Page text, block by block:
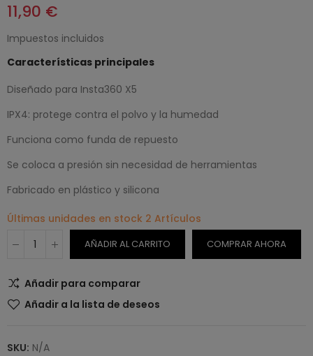
11,90 €
Impuestos incluidos
Características principales
Diseñado para Insta360 X5
IPX4: protege contra el polvo y la humedad
Funciona como funda de repuesto
Se coloca a presión sin necesidad de herramientas
Fabricado en plástico y silicona
Últimas unidades en stock 2 Artículos
AÑADIR AL CARRITO COMPRAR AHORA
Añadir para comparar
Añadir a la lista de deseos
SKU: N/A